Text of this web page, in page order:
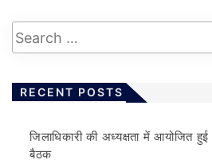
RECENT POSTS
जिलाधिकारी की अध्यक्षता में आयोजित
बैठक